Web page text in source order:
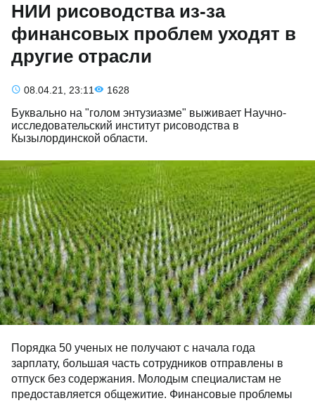
НИИ рисоводства из-за
финансовых проблем уходят в
другие отрасли
08.04.21, 23:11 1628
Буквально на "голом энтузиазме" выживает Научно-
исследовательский институт рисоводства в
Кызылординской области.
Порядка 50 ученых не получают с начала года
зарплату, большая часть сотрудников отправлены в
отпуск без содержания. Молодым специалистам не
предоставляется общежитие. Финансовые проблемы